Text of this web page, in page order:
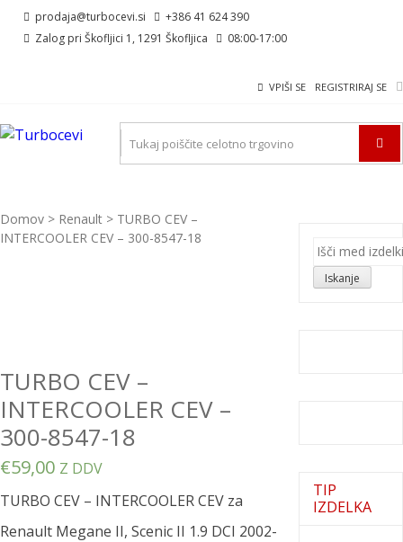
Skip
Skip prodaja@turbocevi.si
+386 41 624 390
Zalog pri Škofljici 1, 1291 Škofljica
08:00-17:00
VPIŠI SE REGISTRIRAJ SE
TURBOCEVI
Turbo ideal – turbo cevi
Domov > Renault > TURBO CEV –
INTERCOOLER CEV – 300-8547-18
TURBO CEV –
INTERCOOLER CEV –
300-8547-18
€59,00 Z DDV
TURBO CEV – INTERCOOLER CEV za
Renault Megane II, Scenic II 1.9 DCI 2002-
Išči:
Iskanje
TIP
IZDELKA